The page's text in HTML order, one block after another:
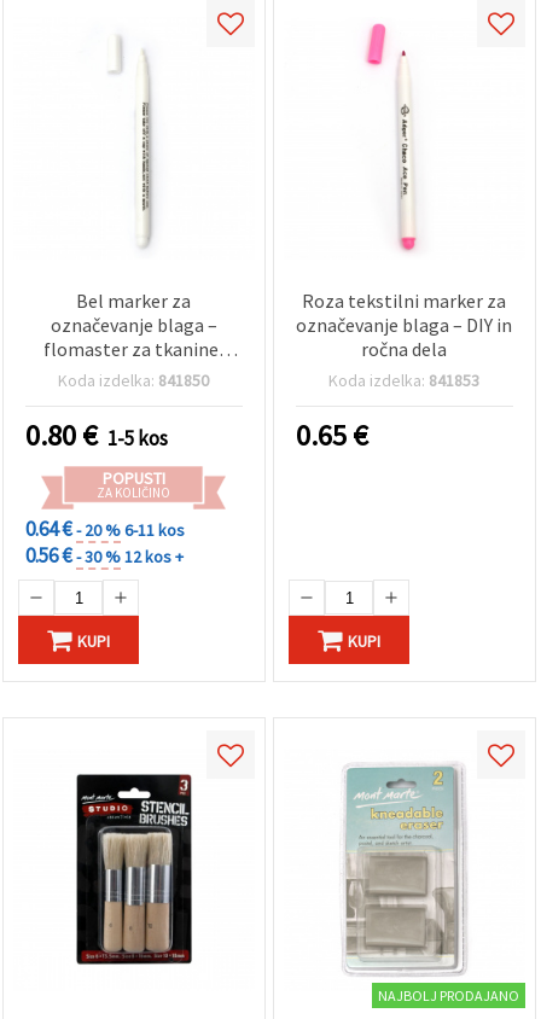
Bel marker za
označevanje blaga –
flomaster za tkanine,
šivanje in hobi ustvarjanje
Koda izdelka: 841850
0.80€ 1-5 kos
POPUSTI
ZA KOLIČINO
0.64 €- 20 %6-11 kos
0.56 €- 30 %12 kos +
KUPI
Roza tekstilni marker za
označevanje blaga – DIY in
ročna dela
Koda izdelka: 841853
0.65€
KUPI
NAJBOLJ PRODAJANO